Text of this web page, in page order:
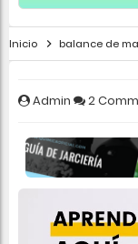
Inicio balance de
Admin 2